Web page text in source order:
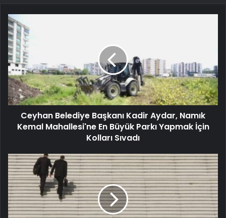
Ceyhan Belediye Başkanı Kadir Aydar, Namık
Kemal Mahallesi'ne En Büyük Parkı Yapmak İçin
Kolları Sıvadı